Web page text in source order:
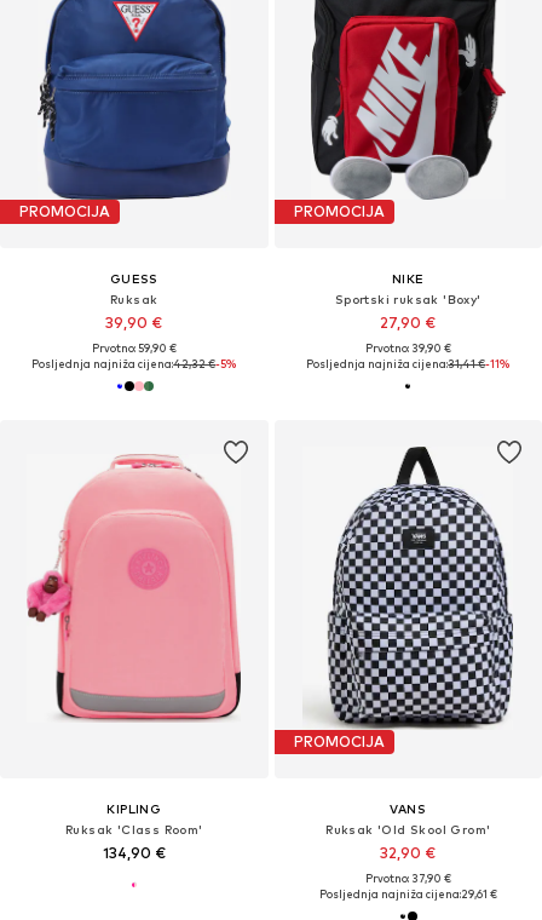
PROMOCIJA
GUESS
Ruksak
39,90 €
Prvotno: 59,90 €
Posljednja najniža cijena:42,32 €-5%
PROMOCIJA
NIKE
Sportski ruksak 'Boxy'
27,90 €
Prvotno: 39,90 €
Posljednja najniža cijena:31,41 €-11%
KIPLING
Ruksak 'Class Room'
134,90 €
PROMOCIJA
VANS
Ruksak 'Old Skool Grom'
32,90 €
Prvotno: 37,90 €
Posljednja najniža cijena:29,61 €